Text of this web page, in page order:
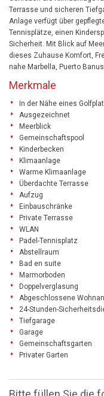
Terrasse und sicheren
Anlage verfügt über
Tennisplätze, einen
Sicherheit. Mit Blick auf
dieses Zuhause Komfort,
nahe Marbella, Puerto
Merkmale
In der Nähe eines
Ausgezeichnet
Meerblick
Gemeinschaftspool
Kinderbecken
Klimaanlage
Warme Klimaanlage
Überdachte Terrasse
Aufzug
Einbauschränke
Private Terrasse
WLAN
Padel-Tennisplatz
Abstellraum
Bad en suite
Marmorboden
Doppelverglasung
Abgeschlossene
24-Stunden-
Tiefgarage
Garage
Gemeinschaftsgarten
Privater Garten